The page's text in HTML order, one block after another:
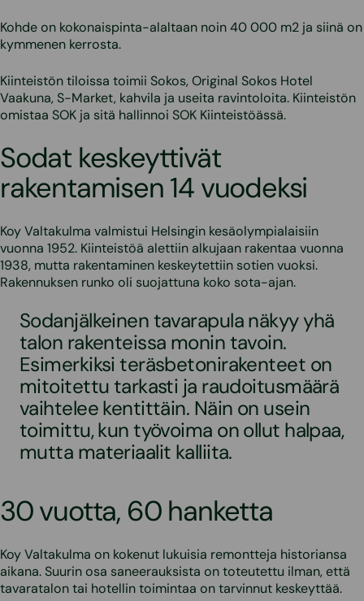
Kohde on kokonaispinta-alaltaan noin 40 000 m2 ja siinä on
kymmenen kerrosta.
Kiinteistön tiloissa toimii Sokos, Original Sokos Hotel
Vaakuna, S-Market, kahvila ja useita ravintoloita. Kiinteistön
omistaa SOK ja sitä hallinnoi SOK Kiinteistöässä.
Sodat keskeyttivät
rakentamisen 14 vuodeksi
Koy Valtakulma valmistui Helsingin kesäolympialaisiin
vuonna 1952. Kiinteistöä alettiin alkujaan rakentaa vuonna
1938, mutta rakentaminen keskeytettiin sotien vuoksi.
Rakennuksen runko oli suojattuna koko sota-ajan.
Sodanjälkeinen tavarapula näkyy yhä
talon rakenteissa monin tavoin.
Esimerkiksi teräsbetonirakenteet on
mitoitettu tarkasti ja raudoitusmäärä
vaihtelee kentittäin. Näin on usein
toimittu, kun työvoima on ollut halpaa,
mutta materiaalit kalliita.
30 vuotta, 60 hanketta
Koy Valtakulma on kokenut lukuisia remontteja historiansa
aikana. Suurin osa saneerauksista on toteutettu ilman, että
tavaratalon tai hotellin toimintaa on tarvinnut keskeyttää.